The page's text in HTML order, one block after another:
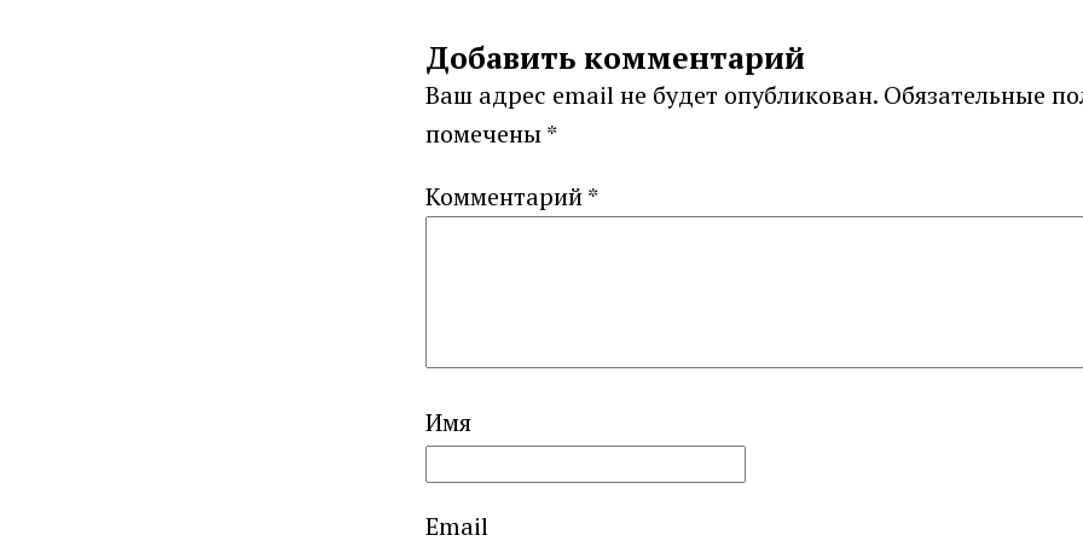
Добавить комментарий
Ваш адрес email не будет опубликован. Обязательные
помечены*
Комментарий*
Имя
Email